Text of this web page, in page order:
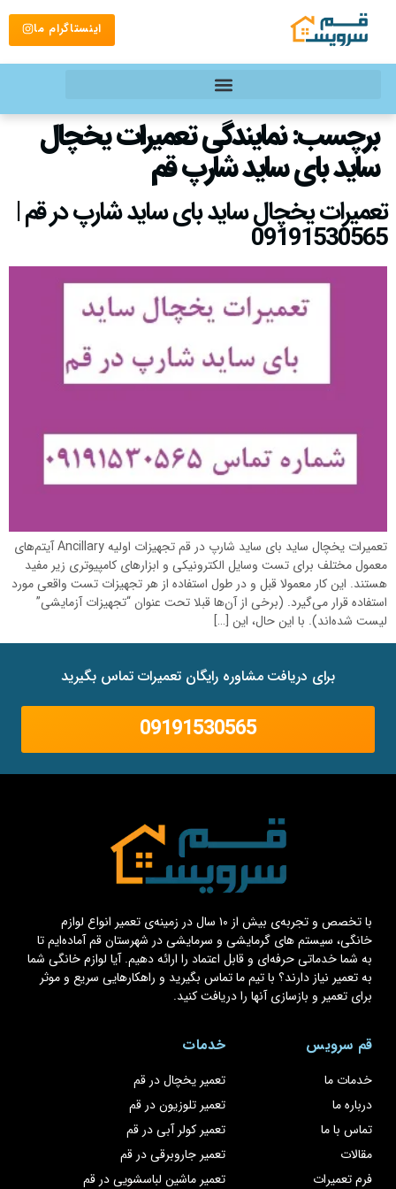
اینستاگرام ما
برچسب:نمایندگی تعمیرات یخچال
ساید بای ساید شارپ قم
تعمیرات یخچال ساید بای ساید شارپ در قم |
09191530565
تعمیرات یخچال ساید بای ساید شارپ در قم تجهیزات اولیه Ancillary آیتم‌های
معمول مختلف برای تست وسایل الکترونیکی و ابزارهای کامپیوتری زیر مفید
هستند. این کار معمولا قبل و در طول استفاده از هر تجهیزات تست واقعی مورد
استفاده قرار می‌گیرد. (برخی از آن‌ها قبلا تحت عنوان “تجهیزات آزمایشی”
لیست شده‌اند). با این حال، این […]
برای دریافت مشاوره رایگان تعمیرات تماس بگیرید
09191530565
با تخصص و تجربه‌ی بیش از ۱۰ سال در زمینه‌ی تعمیر انواع لوازم
خانگی، سیستم های گرمایشی و سرمایشی در شهرستان قم آماده‌ایم تا
به شما خدماتی حرفه‌ای و قابل اعتماد را ارائه دهیم. آیا لوازم خانگی شما
به تعمیر نیاز دارند؟ با تیم ما تماس بگیرید و راهکارهایی سریع و موثر
برای تعمیر و بازسازی آنها را دریافت کنید.
قم سرویس
خدمات ما
درباره ما
تماس با ما
مقالات
فرم تعمیرات
خدمات
تعمیر یخچال در قم
تعمیر تلوزیون در قم
تعمیر کولر آبی در قم
تعمیر جاروبرقی در قم
تعمیر ماشین لباسشویی در قم